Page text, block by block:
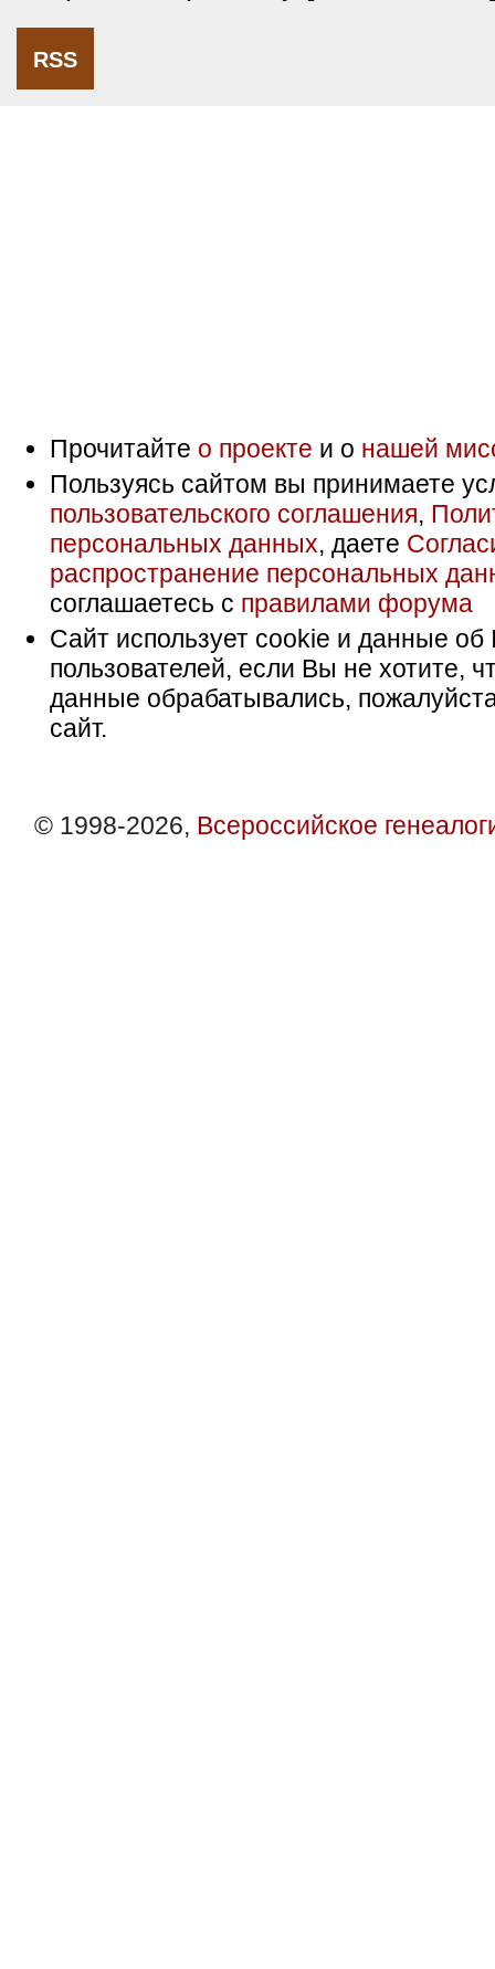
RSS
Прочитайте о проекте и о нашей
Пользуясь сайтом вы принимаете
пользовательского соглашения,
персональных данных, даете
распространение персональных
соглашаетесь с правилами форума
Сайт использует cookie и данные об
пользователей, если Вы не хотите,
данные обрабатывались,
сайт.
© 1998-2026, Всероссийское